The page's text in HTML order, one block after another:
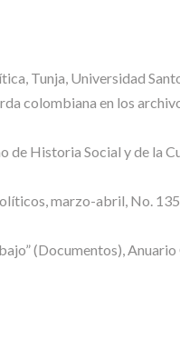
Tunja, Universidad
colombiana en los
de Historia Social y de la
marzo-abril, No.
(Documentos),